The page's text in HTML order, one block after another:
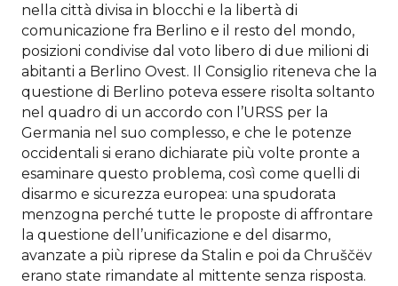
nella città divisa in blocchi e la libertà di
comunicazione fra Berlino e il resto del mondo,
posizioni condivise dal voto libero di due milioni di
abitanti a Berlino Ovest. Il Consiglio riteneva che la
questione di Berlino poteva essere risolta soltanto
nel quadro di un accordo con l’URSS per la
Germania nel suo complesso, e che le potenze
occidentali si erano dichiarate più volte pronte a
esaminare questo problema, così come quelli di
disarmo e sicurezza europea: una spudorata
menzogna perché tutte le proposte di affrontare
la questione dell’unificazione e del disarmo,
avanzate a più riprese da Stalin e poi da Chruščëv
erano state rimandate al mittente senza risposta.